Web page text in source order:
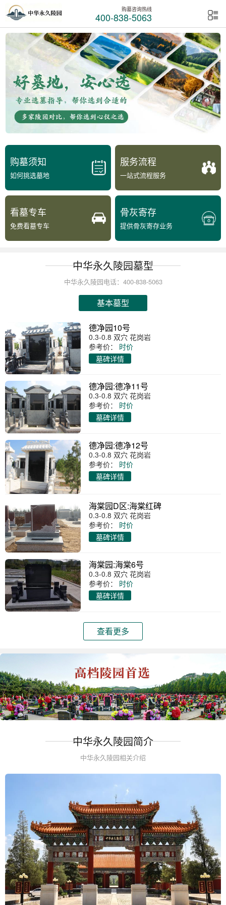
购墓咨询热线
400-838-5063
购墓须知
如何挑选墓地
服务流程
一站式流程服务
看墓专车
免费看墓专车
骨灰寄存
提供骨灰寄存业务
中华永久陵园墓型
中华永久陵园电话：400-838-5063
基本墓型
德净园10号
0.3-0.8 双穴 花岗岩
参考价：
时价
墓碑详情
德净园:德净11号
0.3-0.8 双穴 花岗岩
参考价：
时价
墓碑详情
德净园:德净12号
0.3-0.8 双穴 花岗岩
参考价：
时价
墓碑详情
海棠园D区:海棠红碑
0.3-0.8 双穴 花岗岩
参考价：
时价
墓碑详情
海棠园:海棠6号
0.3-0.8 双穴 花岗岩
参考价：
时价
墓碑详情
查看更多
中华永久陵园简介
中华永久陵园相关介绍